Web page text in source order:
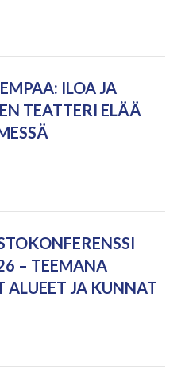
ILOA JA
TEATTERI ELÄÄ
– TEEMANA
ALUEET JA KUNNAT